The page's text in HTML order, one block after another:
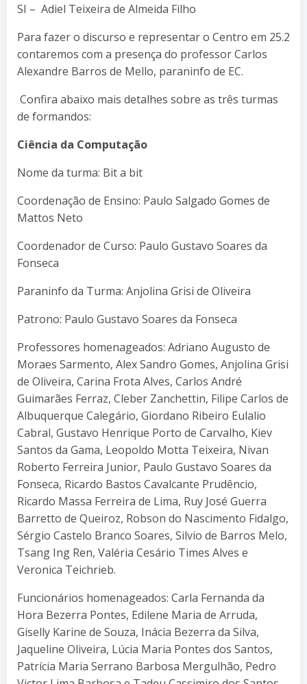
SI – Adiel Teixeira de Almeida Filho
Para fazer o discurso e representar o Centro em 25.2
contaremos com a presença do professor Carlos
Alexandre Barros de Mello, paraninfo de EC.
Confira abaixo mais detalhes sobre as três turmas
de formandos:
Ciência da Computação
Nome da turma: Bit a bit
Coordenação de Ensino: Paulo Salgado Gomes de
Mattos Neto
Coordenador de Curso: Paulo Gustavo Soares da
Fonseca
Paraninfo da Turma: Anjolina Grisi de Oliveira
Patrono: Paulo Gustavo Soares da Fonseca
Professores homenageados: Adriano Augusto de
Moraes Sarmento, Alex Sandro Gomes, Anjolina Grisi
de Oliveira, Carina Frota Alves, Carlos André
Guimarães Ferraz, Cleber Zanchettin, Filipe Carlos de
Albuquerque Calegário, Giordano Ribeiro Eulalio
Cabral, Gustavo Henrique Porto de Carvalho, Kiev
Santos da Gama, Leopoldo Motta Teixeira, Nivan
Roberto Ferreira Junior, Paulo Gustavo Soares da
Fonseca, Ricardo Bastos Cavalcante Prudêncio,
Ricardo Massa Ferreira de Lima, Ruy José Guerra
Barretto de Queiroz, Robson do Nascimento Fidalgo,
Sérgio Castelo Branco Soares, Silvio de Barros Melo,
Tsang Ing Ren, Valéria Cesário Times Alves e
Veronica Teichrieb.
Funcionários homenageados: Carla Fernanda da
Hora Bezerra Pontes, Edilene Maria de Arruda,
Giselly Karine de Souza, Inácia Bezerra da Silva,
Jaqueline Oliveira, Lúcia Maria Pontes dos Santos,
Patrícia Maria Serrano Barbosa Mergulhão, Pedro